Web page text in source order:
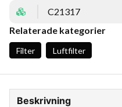
C21317
Relaterade kategorier
Filter Luftfilter
Beskrivning